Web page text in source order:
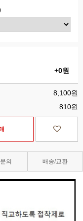
+0원
8,100원
810원
의 배송/교환